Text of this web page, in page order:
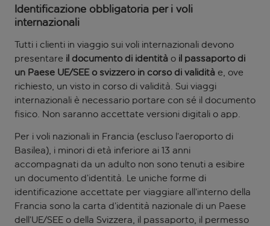
Identificazione obbligatoria per i voli
internazionali
Tutti i clienti in viaggio sui voli internazionali devono
presentare il documento di identità o il passaporto di
un Paese UE/SEE o svizzero in corso di validità e, ove
richiesto, un visto in corso di validità. Sui viaggi
internazionali è necessario portare con sé il documento
fisico. Non saranno accettate versioni digitali o app.
Per i voli nazionali in Francia (escluso l’aeroporto di
Basilea), i minori di età inferiore ai 13 anni
accompagnati da un adulto non sono tenuti a esibire
un documento d’identità. Le uniche forme di
identificazione accettate per viaggiare all’interno della
Francia sono la carta d’identità nazionale di un Paese
dell’UE/SEE o della Svizzera, il passaporto, il permesso